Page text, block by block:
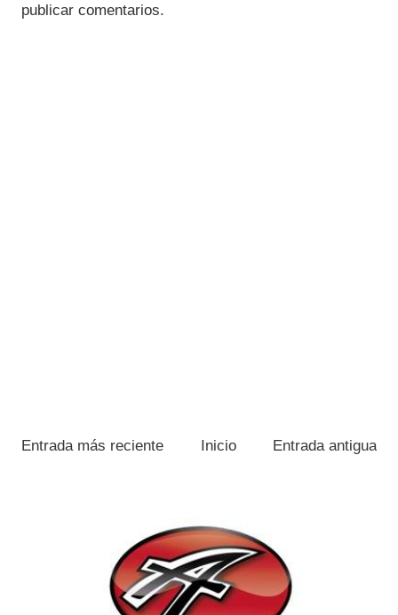
publicar comentarios.
Entrada más reciente Entrada antigua
Inicio